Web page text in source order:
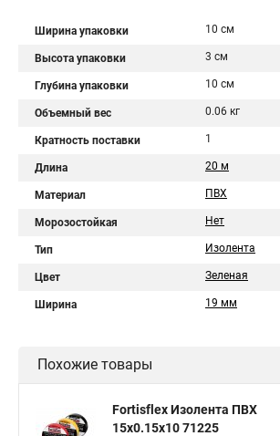
Ширина упаковки 10 см
Высота упаковки 3 см
Глубина упаковки 10 см
Объемный вес 0.06 кг
Кратность поставки 1
Длина 20 м
Материал ПВХ
Морозостойкая Нет
Тип Изолента
Цвет Зеленая
Ширина 19 мм
Похожие товары
Fortisflex Изолента ПВХ
15х0.15х10 71225